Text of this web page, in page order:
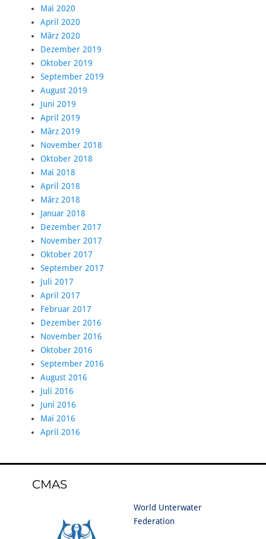
Mai 2020
April 2020
März 2020
Dezember 2019
Oktober 2019
September 2019
August 2019
Juni 2019
April 2019
März 2019
November 2018
Oktober 2018
Mai 2018
April 2018
März 2018
Januar 2018
Dezember 2017
November 2017
Oktober 2017
September 2017
Juli 2017
April 2017
Februar 2017
Dezember 2016
November 2016
Oktober 2016
September 2016
August 2016
Juli 2016
Juni 2016
Mai 2016
April 2016
CMAS
World Unterwater
Federation